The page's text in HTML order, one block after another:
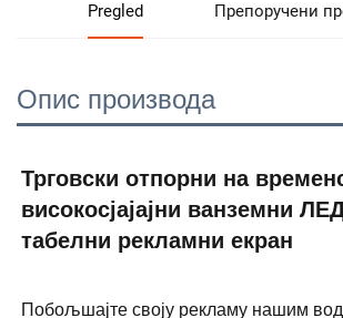
Pregled Препоручени
Опис производа
Трговски отпорни на
високосјајајни ванземни
табелни рекламни екран
Побољшајте своју рекламу нашим